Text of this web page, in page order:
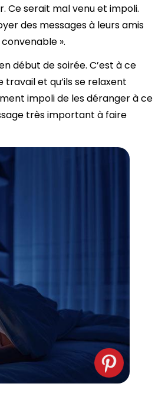
Ce serait mal venu et impoli.
des messages à leurs amis
».
début de soirée. C’est à ce
et qu’ils se relaxent
impoli de les déranger à ce
très important à faire